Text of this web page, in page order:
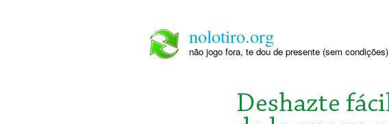
nolotiro.org
não jogo fora, te dou de presente (sem condições)